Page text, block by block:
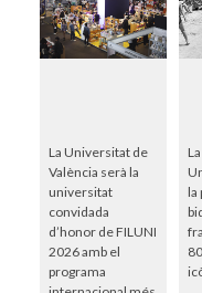
La Universitat de
València serà la
universitat
convidada
d’honor de FILUNI
2026 amb el
programa
la